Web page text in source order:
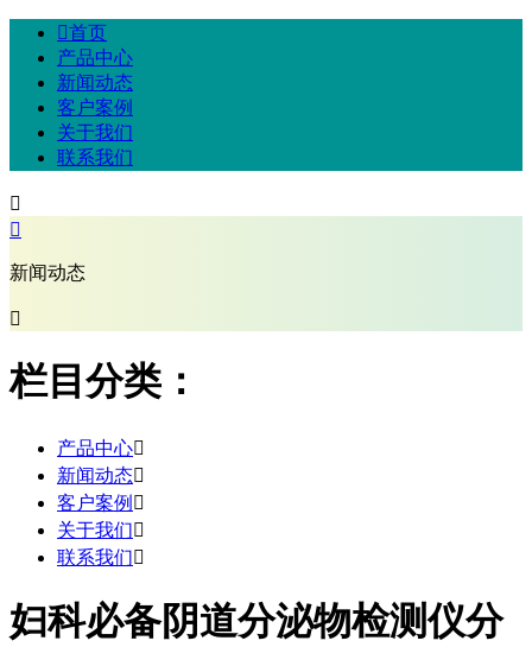
首页
产品中心
新闻动态
客户案例
关于我们
联系我们


新闻动态

栏目分类：
产品中心
新闻动态
客户案例 
关于我们
联系我们
妇科必备阴道分泌物检测仪分